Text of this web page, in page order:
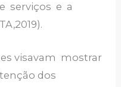
serviços e a
visavam mostrar
dos